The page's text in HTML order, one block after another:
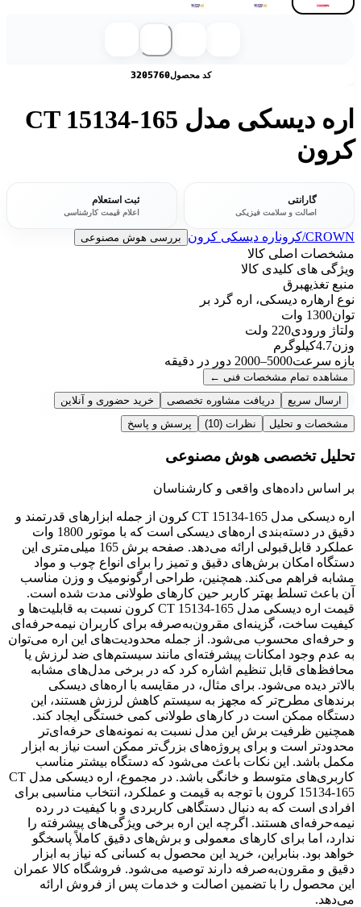
کد محصول3205760
اره دیسکی مدل CT 15134-165
کرون
گارانتی
اصالت و سلامت فیزیکی
ثبت استعلام
اعلام قیمت کارشناسی
CROWN/کرون اره دیسکی کرون بررسی هوش مصنوعی
مشخصات اصلی کالا
ویژگی های کلیدی کالا
منبع تغذیهبرق
نوع ارهاره دیسکی، اره گرد بر
توان1300 وات
ولتاژ ورودی220 ولت
وزن4.7کیلوگرم
بازه سرعت5000–2000 دور در دقیقه
مشاهده تمام مشخصات فنی ←
ارسال سریع
دریافت مشاوره تخصصی
خرید حضوری و آنلاین
مشخصات و تحلیل
نظرات (10) پرسش و پاسخ
تحلیل تخصصی هوش مصنوعی
بر اساس داده‌های واقعی و کارشناسان
اره دیسکی مدل CT 15134-165 کرون از جمله ابزارهای قدرتمند و
دقیق در دسته‌بندی اره‌های دیسکی است که با موتور 1800 وات
عملکرد قابل‌قبولی ارائه می‌دهد. صفحه برش 165 میلی‌متری این
دستگاه امکان برش‌های دقیق و تمیز را برای انواع چوب و مواد
مشابه فراهم می‌کند. همچنین، طراحی ارگونومیک و وزن مناسب
آن باعث تسلط بهتر کاربر حین کارهای طولانی مدت شده است.
قیمت اره دیسکی مدل CT 15134-165 کرون نسبت به قابلیت‌ها و
کیفیت ساخت، گزینه‌ای مقرون‌به‌صرفه برای کاربران نیمه‌حرفه‌ای
و حرفه‌ای محسوب می‌شود. از جمله محدودیت‌های این اره می‌توان
به عدم وجود امکانات پیشرفته‌ای مانند سیستم‌های ضد لرزش یا
محافظ‌های قابل تنظیم اشاره کرد که در برخی مدل‌های مشابه
بالاتر دیده می‌شود. برای مثال، در مقایسه با اره‌های دیسکی
برندهای مطرح‌تر که مجهز به سیستم کاهش لرزش هستند، این
دستگاه ممکن است در کارهای طولانی کمی خستگی ایجاد کند.
همچنین ظرفیت برش این مدل نسبت به نمونه‌های حرفه‌ای‌تر
محدودتر است و برای پروژه‌های بزرگ‌تر ممکن است نیاز به ابزار
مکمل باشد. این نکات باعث می‌شود که دستگاه بیشتر مناسب
کاربری‌های متوسط و خانگی باشد. در مجموع، اره دیسکی مدل CT
15134-165 کرون با توجه به قیمت و عملکرد، انتخاب مناسبی برای
افرادی است که به دنبال دستگاهی کاربردی و با کیفیت در رده
نیمه‌حرفه‌ای هستند. اگرچه این اره برخی ویژگی‌های پیشرفته را
ندارد، اما برای کارهای معمولی و برش‌های دقیق کاملاً پاسخگو
خواهد بود. بنابراین، خرید این محصول به کسانی که نیاز به ابزار
دقیق و مقرون‌به‌صرفه دارند توصیه می‌شود. فروشگاه کالا عمران
این محصول را با تضمین اصالت و خدمات پس از فروش ارائه
می‌دهد.